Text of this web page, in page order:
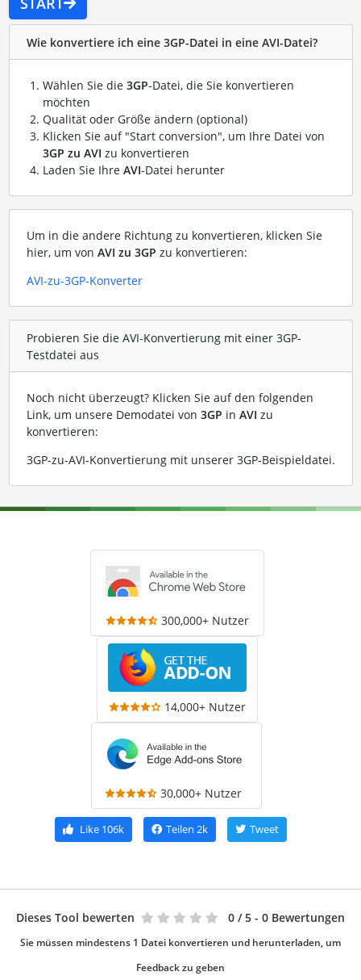
Wie konvertiere ich eine 3GP-Datei in eine AVI-Datei?
Wählen Sie die 3GP-Datei, die Sie konvertieren
möchten
Qualität oder Größe ändern (optional)
Klicken Sie auf "Start conversion", um Ihre Datei von
3GP zu AVI zu konvertieren
Laden Sie Ihre AVI-Datei herunter
Um in die andere Richtung zu konvertieren, klicken Sie
hier, um von AVI zu 3GP zu konvertieren:
AVI-zu-3GP-Konverter
Probieren Sie die AVI-Konvertierung mit einer 3GP-
Testdatei aus
Noch nicht überzeugt? Klicken Sie auf den folgenden
Link, um unsere Demodatei von 3GP in AVI zu
konvertieren:
3GP-zu-AVI-Konvertierung mit unserer 3GP-Beispieldatei.
300,000+ Nutzer
14,000+ Nutzer
30,000+ Nutzer
Like 106k Teilen 2k Tweet
Dieses Tool bewerten 0 / 5 - 0 Bewertungen
Sie müssen mindestens 1 Datei konvertieren und herunterladen, um
Feedback zu geben